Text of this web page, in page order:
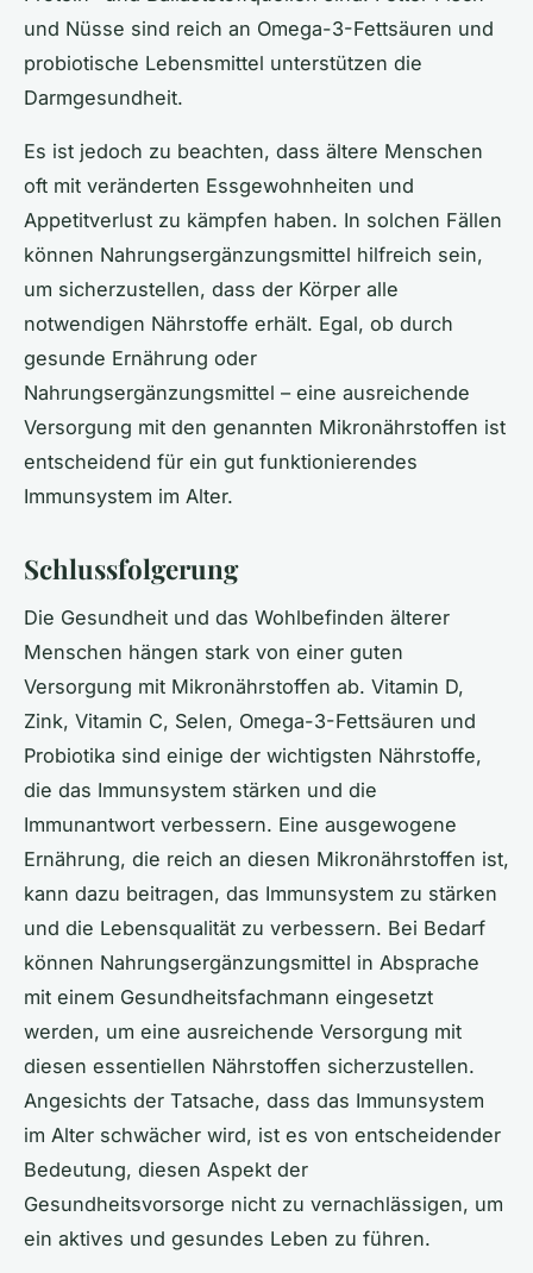
und Nüsse sind reich an Omega-3-Fettsäuren und
probiotische Lebensmittel unterstützen die
Darmgesundheit.
Es ist jedoch zu beachten, dass ältere Menschen
oft mit veränderten Essgewohnheiten und
Appetitverlust zu kämpfen haben. In solchen Fällen
können Nahrungsergänzungsmittel hilfreich sein,
um sicherzustellen, dass der Körper alle
notwendigen Nährstoffe erhält. Egal, ob durch
gesunde Ernährung oder
Nahrungsergänzungsmittel – eine ausreichende
Versorgung mit den genannten Mikronährstoffen ist
entscheidend für ein gut funktionierendes
Immunsystem im Alter.
Schlussfolgerung
Die Gesundheit und das Wohlbefinden älterer
Menschen hängen stark von einer guten
Versorgung mit Mikronährstoffen ab. Vitamin D,
Zink, Vitamin C, Selen, Omega-3-Fettsäuren und
Probiotika sind einige der wichtigsten Nährstoffe,
die das Immunsystem stärken und die
Immunantwort verbessern. Eine ausgewogene
Ernährung, die reich an diesen Mikronährstoffen ist,
kann dazu beitragen, das Immunsystem zu stärken
und die Lebensqualität zu verbessern. Bei Bedarf
können Nahrungsergänzungsmittel in Absprache
mit einem Gesundheitsfachmann eingesetzt
werden, um eine ausreichende Versorgung mit
diesen essentiellen Nährstoffen sicherzustellen.
Angesichts der Tatsache, dass das Immunsystem
im Alter schwächer wird, ist es von entscheidender
Bedeutung, diesen Aspekt der
Gesundheitsvorsorge nicht zu vernachlässigen, um
ein aktives und gesundes Leben zu führen.